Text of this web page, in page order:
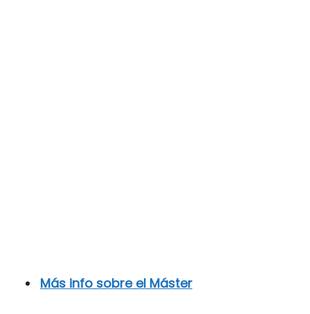
Más info sobre el Máster